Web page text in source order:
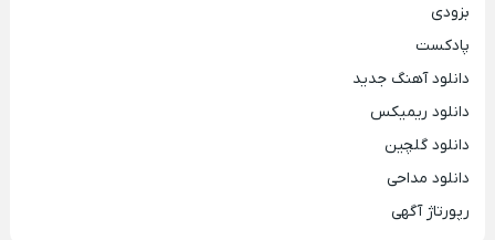
بزودی
پادکست
دانلود آهنگ جدید
دانلود ریمیکس
دانلود گلچین
دانلود مداحی
رپورتاژ آگهی